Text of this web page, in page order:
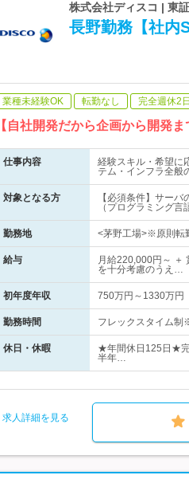
株式会社ディスコ | 東
長野勤務【社内
業種未経験OK 転勤なし 完全週休2
【自社開発だから企画から開発
仕事内容
経験スキル・希望に
テム・インフラ全般
対象となる方
【必須条件】サー
（プログラミング
勤務地 <茅野工場>※原則転
給与
月給220,000円～
を十分考慮のうえ…
初年度年収 750万円～1330万円
勤務時間 フレックスタイム
休日・休暇
★年間休日125日★完
半年…
求人詳細を見る